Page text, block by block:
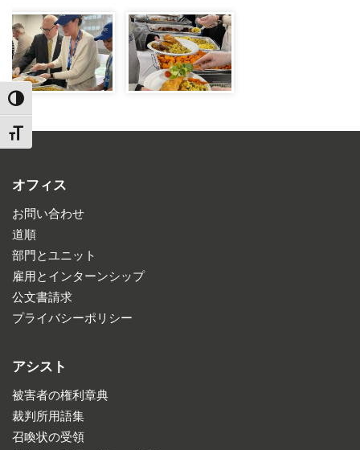
TOGGLE HIGH CONTRAST
TOGGLE FONT SIZE
オフィス
お問い合わせ
道順
部門とユニット
雇用とインターンシップ
公文書請求
プライバシーポリシー
アシスト
被害者の権利章典
裁判所用語集
召喚状の受領